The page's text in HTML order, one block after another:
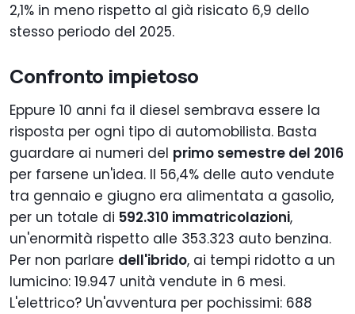
2,1% in meno rispetto al già risicato 6,9 dello
stesso periodo del 2025.
Confronto impietoso
Eppure 10 anni fa il diesel sembrava essere la
risposta per ogni tipo di automobilista. Basta
guardare ai numeri del primo semestre del 2016
per farsene un'idea. Il 56,4% delle auto vendute
tra gennaio e giugno era alimentata a gasolio,
per un totale di 592.310 immatricolazioni,
un'enormità rispetto alle 353.323 auto benzina.
Per non parlare dell'ibrido, ai tempi ridotto a un
lumicino: 19.947 unità vendute in 6 mesi.
L'elettrico? Un'avventura per pochissimi: 688